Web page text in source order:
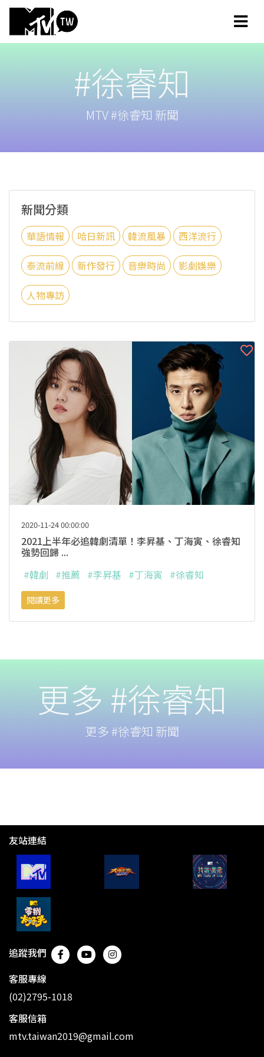
#徐睿知
MTV #徐睿知 新聞
新聞分類
華語情報 哈日新訊 韓流風暴 西洋流行
泰流前線 新作發行 音樂時尚 影劇娛樂
人物專訪
2020-11-24 00:00:00
2021上半年必追韓劇清單！李昇基、丁海寅、徐睿知
強勢回歸 ...
#韓劇 #推薦 #李昇基 #丁海寅 #徐睿知
閱讀更多
更多 #徐睿知
更多 #徐睿知 新聞
友站連結
追蹤我們
客服專線
(02)2795-1018
客服信箱
mtv.taiwan2019@gmail.com